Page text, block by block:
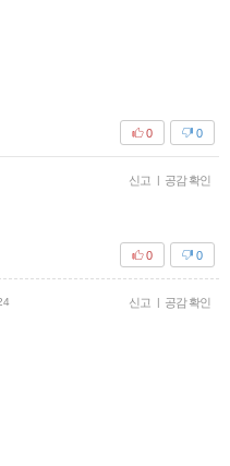
0
0
신고 | 공감 확인
0
0
신고 | 공감 확인